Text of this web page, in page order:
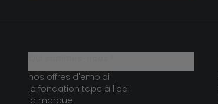
nos offres d'emploi
la fondation tape à l'oeil
la marque